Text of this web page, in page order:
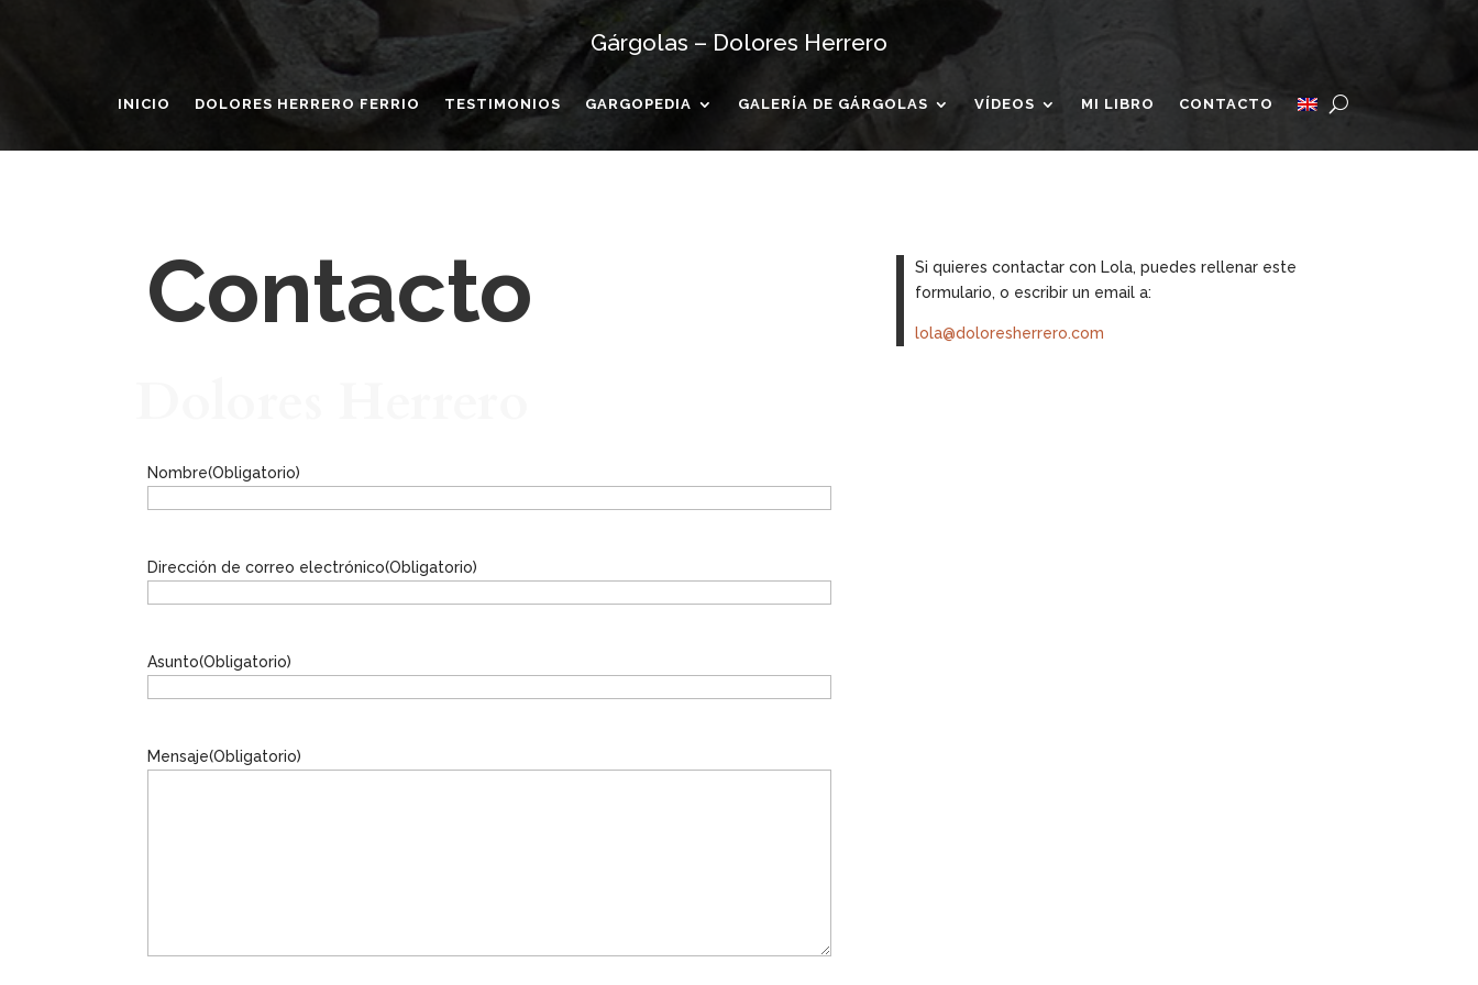
Gárgolas – Dolores Herrero
INICIO DOLORES HERRERO FERRIO TESTIMONIOS GARGOPEDIA GALERÍA DE GÁRGOLAS VÍDEOS MI LIBRO CONTACTO
Contacto
Nombre(Obligatorio)
Dirección de correo electrónico(Obligatorio)
Asunto(Obligatorio)
Mensaje(Obligatorio)
Si quieres contactar con Lola, puedes rellenar este
formulario, o escribir un email a:
lola@doloresherrero.com